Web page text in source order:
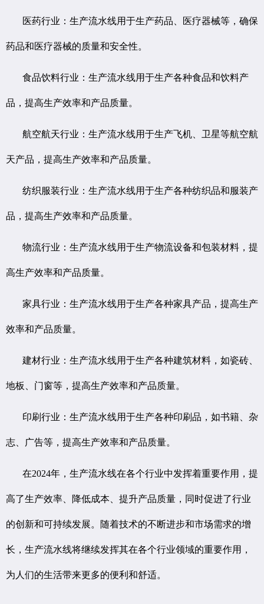
医药行业：生产流水线用于生产药品、医疗器械等，确保
药品和医疗器械的质量和安全性。
食品饮料行业：生产流水线用于生产各种食品和饮料产
品，提高生产效率和产品质量。
航空航天行业：生产流水线用于生产飞机、卫星等航空航
天产品，提高生产效率和产品质量。
纺织服装行业：生产流水线用于生产各种纺织品和服装产
品，提高生产效率和产品质量。
物流行业：生产流水线用于生产物流设备和包装材料，提
高生产效率和产品质量。
家具行业：生产流水线用于生产各种家具产品，提高生产
效率和产品质量。
建材行业：生产流水线用于生产各种建筑材料，如瓷砖、
地板、门窗等，提高生产效率和产品质量。
印刷行业：生产流水线用于生产各种印刷品，如书籍、杂
志、广告等，提高生产效率和产品质量。
在2024年，生产流水线在各个行业中发挥着重要作用，提
高了生产效率、降低成本、提升产品质量，同时促进了行业
的创新和可持续发展。随着技术的不断进步和市场需求的增
长，生产流水线将继续发挥其在各个行业领域的重要作用，
为人们的生活带来更多的便利和舒适。